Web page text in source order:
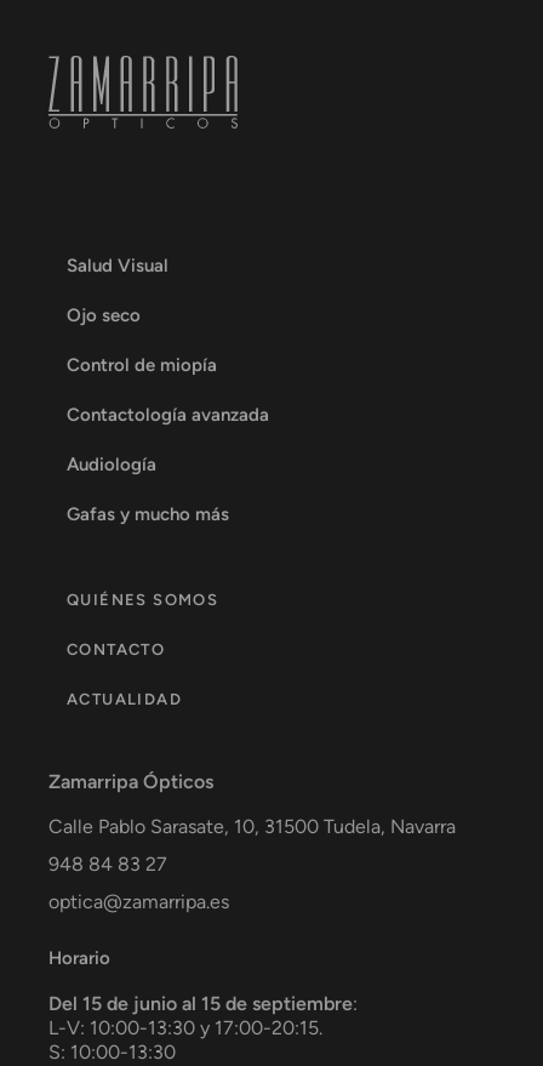
Salud Visual
Ojo seco
Control de miopía
Contactología avanzada
Audiología
Gafas y mucho más
QUIÉNES SOMOS
CONTACTO
ACTUALIDAD
Zamarripa Ópticos
Calle Pablo Sarasate, 10, 31500 Tudela, Navarra
948 84 83 27
optica@zamarripa.es
Horario
Del 15 de junio al 15 de septiembre:
L-V: 10:00-13:30 y 17:00-20:15.
S: 10:00-13:30